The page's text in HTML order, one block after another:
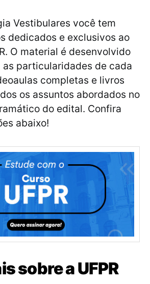
Vestibulares você tem
dedicados e exclusivos ao
O material é desenvolvido
as particularidades de cada
completas e livros
os assuntos abordados no
do edital. Confira
abaixo!
sobre a UFPR